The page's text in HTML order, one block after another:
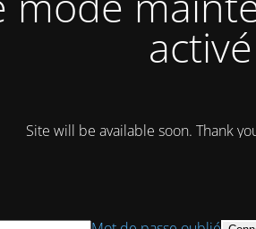
activé
Site will be available soon. Thank